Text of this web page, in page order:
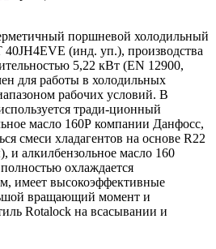
поршневой холодильный
(инд. уп.), производства
5,22 кВт (EN 12900,
для работы в холодильных
рабочих условий. В
тради-ционный
масло 160Р компании Данфосс,
смеси хладагентов на основе R22
и алкилбензольное масло 160
охлаждается
имеет высокоэффективные
вращающий момент и
Rotalock на всасывании и